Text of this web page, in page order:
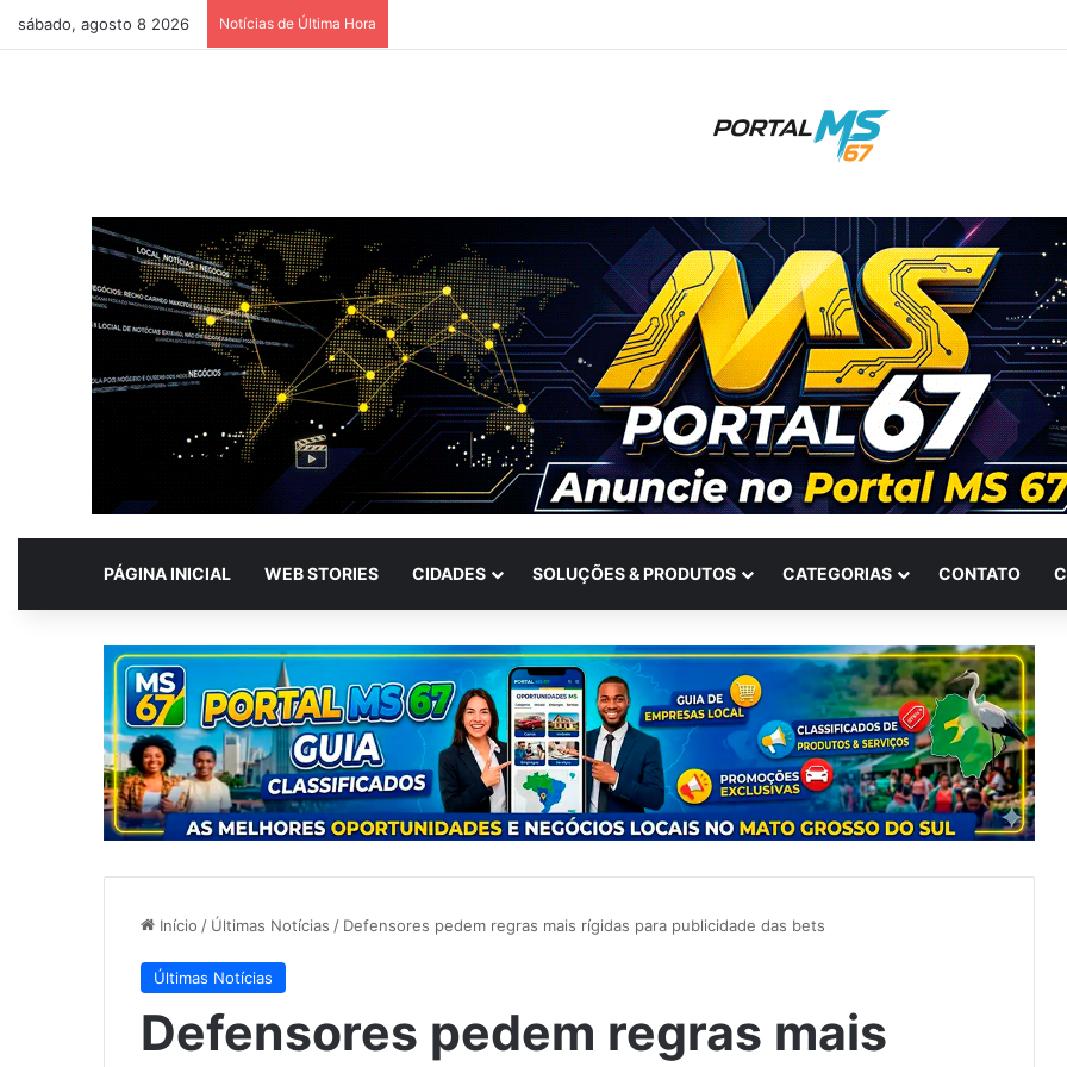
sábado, agosto 8 2026 Notícias de Última Hora
PÁGINA INICIAL WEB STORIES CIDADES SOLUÇÕES & PRODUTOS CATEGORIAS CONTATO
Início / Últimas Notícias / Defensores pedem regras mais rígidas para publicidade das bets
Últimas Notícias
Defensores pedem regras mais